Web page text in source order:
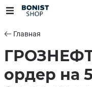
Главная
ордер на